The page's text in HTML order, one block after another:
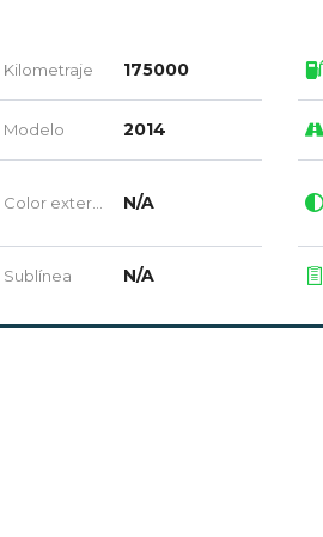
Kilometraje 175000
Modelo 2014
Color exterior N/A
Sublínea N/A